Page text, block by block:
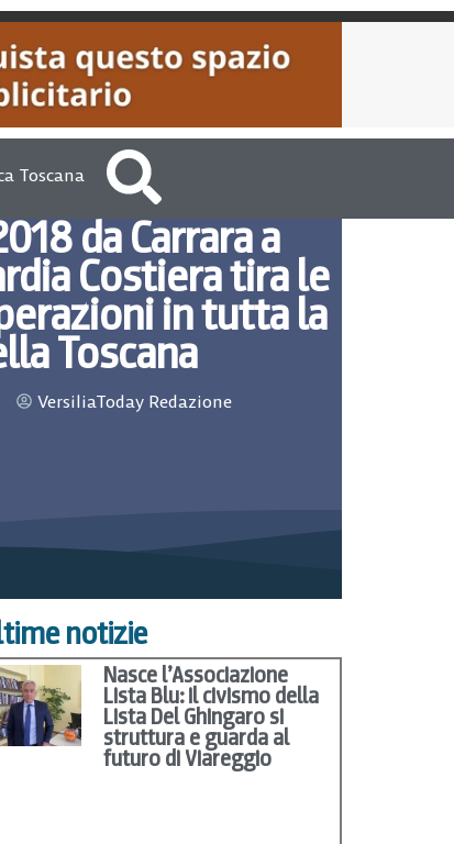
Toscana
da Carrara a
Costiera tira le
in tutta la
Toscana
VersiliaToday Redazione
notizie
Nasce l’Associazione
Lista Blu: il civismo della
Lista Del Ghingaro si
struttura e guarda al
futuro di Viareggio